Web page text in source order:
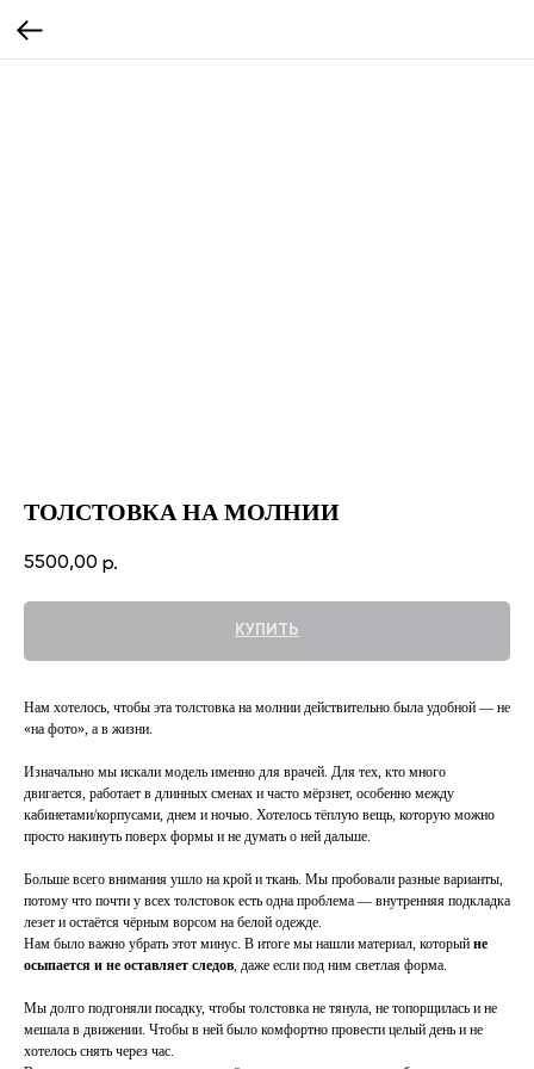
ТОЛСТОВКА НА МОЛНИИ
5500,00 р.
КУПИТЬ
Нам хотелось, чтобы эта толстовка на молнии действительно была удобной — не
«на фото», а в жизни.
Изначально мы искали модель именно для врачей. Для тех, кто много
двигается, работает в длинных сменах и часто мёрзнет, особенно между
кабинетами/корпусами, днем и ночью. Хотелось тёплую вещь, которую можно
просто накинуть поверх формы и не думать о ней дальше.
Больше всего внимания ушло на крой и ткань. Мы пробовали разные варианты,
потому что почти у всех толстовок есть одна проблема — внутренняя подкладка
лезет и остаётся чёрным ворсом на белой одежде.
Нам было важно убрать этот минус. В итоге мы нашли материал, который не
осыпается и не оставляет следов, даже если под ним светлая форма.
Мы долго подгоняли посадку, чтобы толстовка не тянула, не топорщилась и не
мешала в движении. Чтобы в ней было комфортно провести целый день и не
хотелось снять через час.